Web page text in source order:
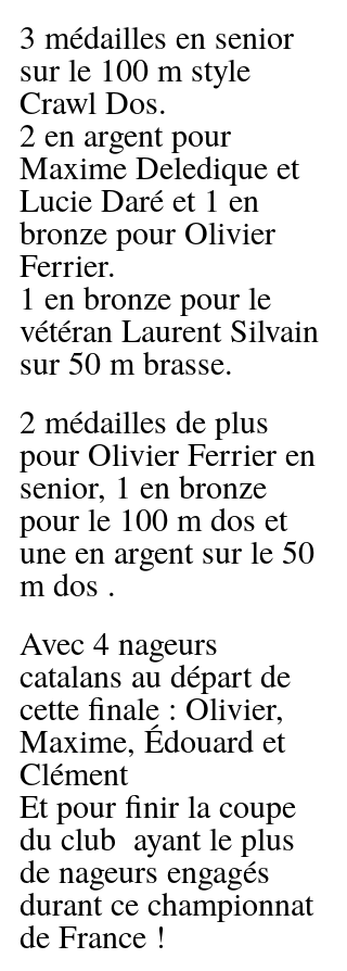
3 médailles en senior
sur le 100 m style
Crawl Dos.
2 en argent pour
Maxime Deledique et
Lucie Daré et 1 en
bronze pour Olivier
Ferrier.
1 en bronze pour le
vétéran Laurent Silvain
sur 50 m brasse.
2 médailles de plus
pour Olivier Ferrier en
senior, 1 en bronze
pour le 100 m dos et
une en argent sur le 50
m dos .
Avec 4 nageurs
catalans au départ de
cette finale : Olivier,
Maxime, Édouard et
Clément
Et pour finir la coupe
du club  ayant le plus
de nageurs engagés
durant ce championnat
de France !